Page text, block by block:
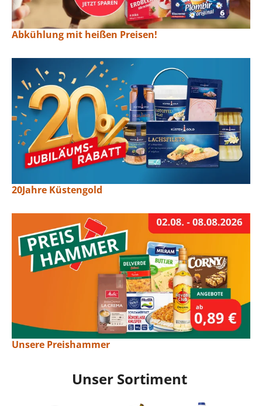
Abkühlung mit heißen Preisen!
20Jahre Küstengold
Unsere Preishammer
Unser Sortiment